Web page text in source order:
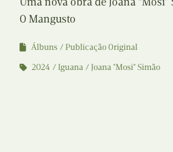
O Mangusto
Álbuns
Publicação Original
2024
Iguana Joana "Mosi" Simão